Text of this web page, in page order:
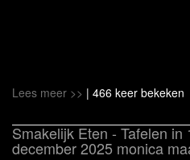
Lees meer >> | 466 keer bekeken
Smakelijk Eten - Tafelen
december 2025 monica